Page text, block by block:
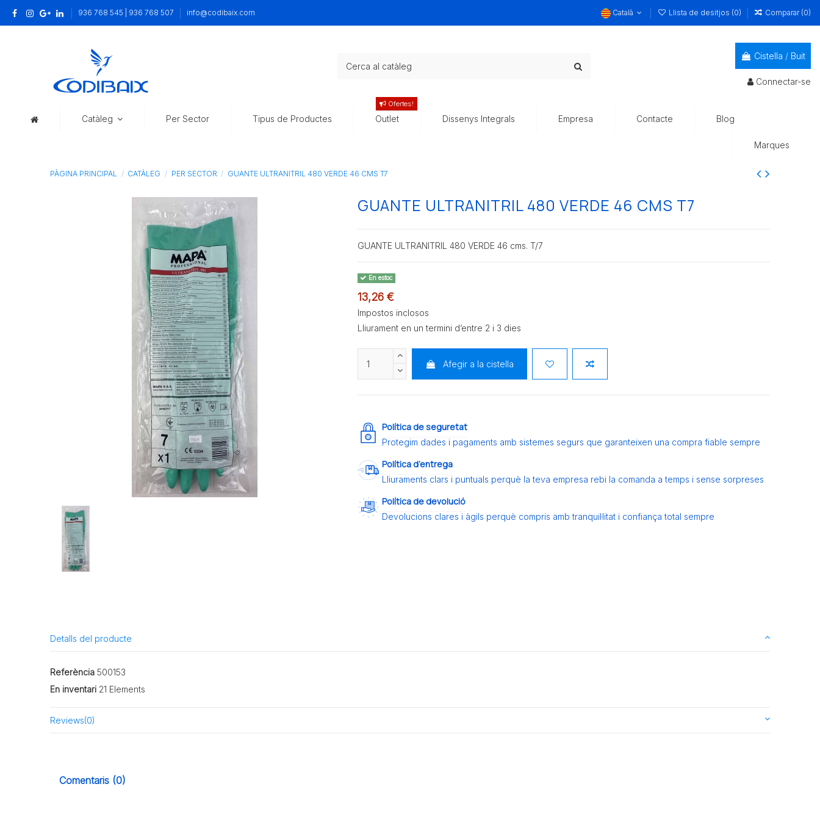
936 768 545 | 936 768 507 info@codibaix.com Català Llista de desitjos (0) Comparar (0)
Cistella / Buit
Connectar-se
Catàleg Per Sector Tipus de Productes Outlet
Ofertes!
Dissenys Integrals Empresa Contacte Blog
Marques
PÀGINA PRINCIPAL CATÀLEG PER SECTOR GUANTE ULTRANITRIL 480 VERDE 46 CMS T7
GUANTE ULTRANITRIL 480 VERDE 46 CMS T7
GUANTE ULTRANITRIL 480 VERDE 46 cms. T/7
En estoc
13,26 €
Impostos inclosos
Lliurament en un termini d’entre 2 i 3 dies
Afegir a la cistella
Política de seguretat
Protegim dades i pagaments amb sistemes segurs que garanteixen una compra fiable sempre
Política d’entrega
Lliuraments clars i puntuals perquè la teva empresa rebi la comanda a temps i sense sorpreses
Política de devolució
Devolucions clares i àgils perquè compris amb tranquil·litat i confiança total sempre
Detalls del producte
Referència 500153
En inventari 21 Elements
Reviews(0)
Comentaris (0)